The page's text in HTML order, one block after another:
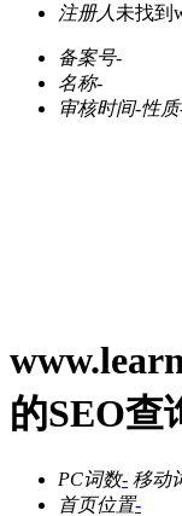
注册人 未找到
备案号-
名称-
审核时间-性质
的SEO查
PC词数- 移动
首页位置-